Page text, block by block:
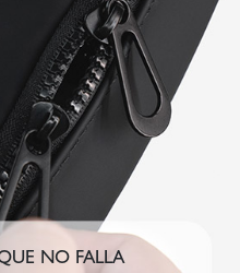
NO FALLA